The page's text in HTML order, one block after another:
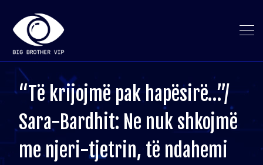
“Të krijojmë pak hapësirë…”/
Sara-Bardhit: Ne nuk shkojmë
me njeri-tjetrin, të ndahemi